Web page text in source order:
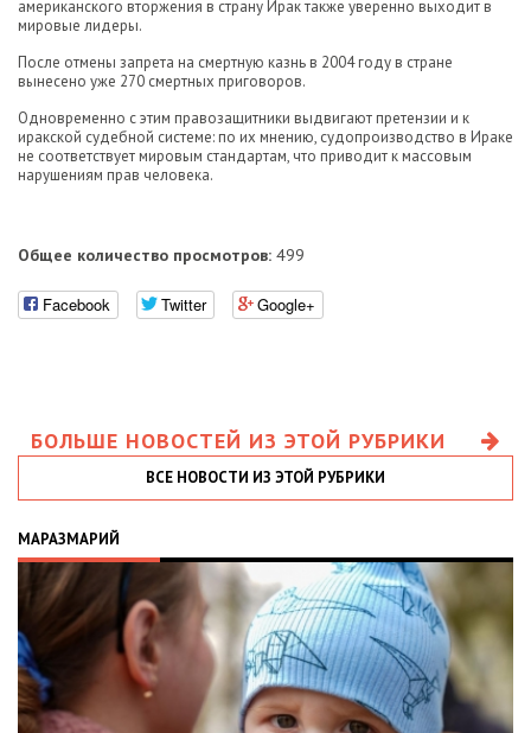
американского вторжения в страну Ирак также уверенно выходит в
мировые лидеры.
После отмены запрета на смертную казнь в 2004 году в стране
вынесено уже 270 смертных приговоров.
Одновременно с этим правозащитники выдвигают претензии и к
иракской судебной системе: по их мнению, судопроизводство в Ираке
не соответствует мировым стандартам, что приводит к массовым
нарушениям прав человека.
Общее количество просмотров: 499
Facebook Twitter Google+
БОЛЬШЕ НОВОСТЕЙ ИЗ ЭТОЙ РУБРИКИ
ВСЕ НОВОСТИ ИЗ ЭТОЙ РУБРИКИ
МАРАЗМАРИЙ